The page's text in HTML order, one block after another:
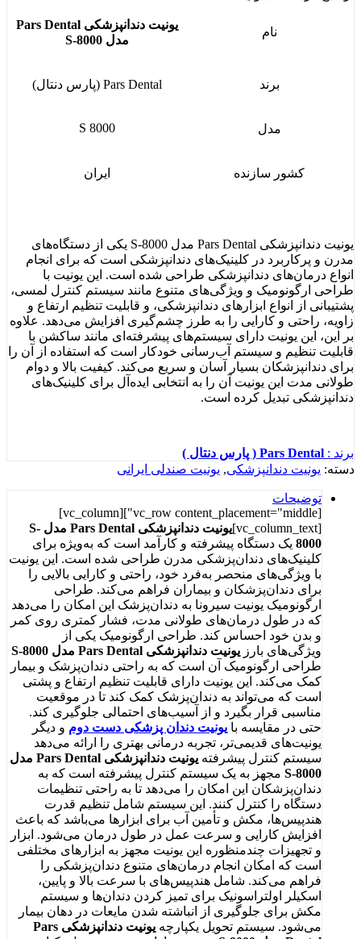
نام
یونیت دندانپزشکیPars Dental
مدلS-8000
برند Pars Dental (پارس دنتال)
مدل S 8000
کشور سازنده ایران
یونیت دندانپزشکی Pars Dental مدل S-8000 یکی از دستگاه‌های
مدرن و پرکاربرد در کلینیک‌های دندانپزشکی است که برای انجام
انواع درمان‌های دندانپزشکی طراحی شده است. این یونیت با
طراحی ارگونومیک و ویژگی‌های متنوع مانند سیستم کنترل لمسی،
پشتیبانی از انواع ابزارهای دندانپزشکی، و قابلیت تنظیم ارتفاع و
زاویه، راحتی و کارایی را به طرز چشم‌گیری افزایش می‌دهد. علاوه
بر این، این یونیت دارای سیستم‌های پیشرفته‌ای مانند ساکشن با
قابلیت تنظیم و سیستم آب‌رسانی خودکار است که استفاده از آن را
برای دندانپزشکان بسیار آسان و سریع می‌کند. کیفیت بالا و دوام
طولانی مدت این یونیت آن را به انتخابی ایده‌آل برای کلینیک‌های
دندانپزشکی تبدیل کرده است.
برند : Pars Dental ( پارس دنتال )
دسته: یونیت دندانپزشکی, یونیت صندلی ایرانی
توضیحات
[vc_row content_placement="middle"][vc_column]
[vc_column_text]
یونیت دندانپزشکی مدل S-
8000 یک دستگاه پیشرفته و کارآمد است که به‌ویژه برای
کلینیک‌های دندان‌پزشکی مدرن طراحی شده است. این یونیت
با ویژگی‌های منحصر به‌فرد خود، راحتی و کارایی بالایی را
برای دندان‌پزشکان و بیماران فراهم می‌کند. طراحی
ارگونومیک یونیت سیرونا به دندان‌پزشک این امکان را می‌دهد
که در طول درمان‌های طولانی مدت، فشار کمتری روی کمر
و بدن خود احساس کند. طراحی ارگونومیک یکی از
ویژگی‌های بارز یونیت دندانپزشکی Pars Dental مدل S-8000
طراحی ارگونومیک آن است که به راحتی دندان‌پزشک و بیمار
کمک می‌کند. این یونیت دارای قابلیت تنظیم ارتفاع و پشتی
است که می‌تواند به دندان‌پزشک کمک کند تا در موقعیت
مناسبی قرار بگیرد و از آسیب‌های احتمالی جلوگیری کند.
حتی در مقایسه با یونیت دندان پزشکی دست دوم و دیگر
یونیت‌های قدیمی‌تر، تجربه درمانی بهتری را ارائه می‌دهد
سیستم کنترل پیشرفته یونیت دندانپزشکی Pars Dental مدل
S-8000 مجهز به یک سیستم کنترل پیشرفته است که به
دندان‌پزشکان این امکان را می‌دهد تا به راحتی تنظیمات
دستگاه را کنترل کنند. این سیستم شامل تنظیم قدرت
هندپیس‌ها، مکش و تأمین آب برای ابزارها می‌باشد که باعث
افزایش کارایی و سرعت عمل در طول درمان می‌شود. ابزار
و تجهیزات چندمنظوره این یونیت مجهز به ابزارهای مختلفی
است که امکان انجام درمان‌های متنوع دندان‌پزشکی را
فراهم می‌کند. شامل هندپیس‌های با سرعت بالا و پایین،
اسکیلر اولتراسونیک برای تمیز کردن دندان‌ها و سیستم
مکش برای جلوگیری از انباشته شدن مایعات در دهان بیمار
می‌شود. سیستم تحویل یکپارچه یونیت دندانپزشکی Pars